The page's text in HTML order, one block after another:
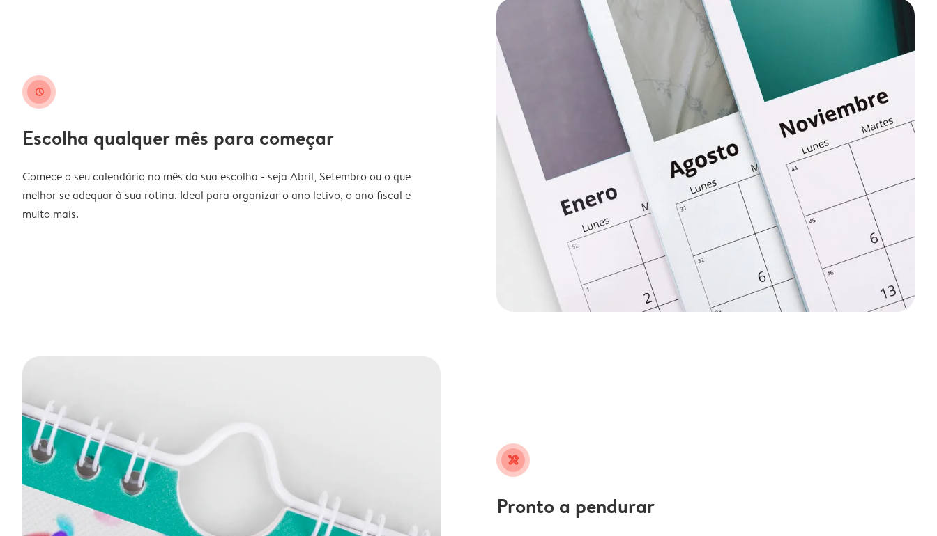
clock
Escolha qualquer mês para começar
Comece o seu calendário no mês da sua escolha - seja Abril, Setembro ou o que
melhor se adequar à sua rotina. Ideal para organizar o ano letivo, o ano fiscal e
muito mais.
tools
Pronto a pendurar